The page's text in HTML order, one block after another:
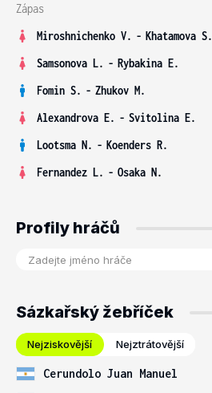
Zápas
Miroshnichenko V. - Khatamova S.
Samsonova L. - Rybakina E.
Fomin S. - Zhukov M.
Alexandrova E. - Svitolina E.
Lootsma N. - Koenders R.
Fernandez L. - Osaka N.
Profily hráčů
Sázkařský žebříček
Nejziskovější Nejztrátovější
Cerundolo Juan Manuel